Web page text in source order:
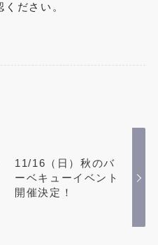
ださい。
11/16（日）秋のバ
ーベキューイベント
開催決定！